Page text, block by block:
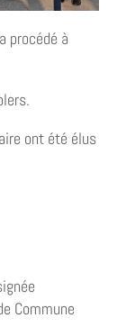
procédé à
ont été élus
Commune